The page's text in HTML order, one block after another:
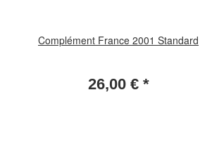
Complément France 2001 Standard
26,00 € *